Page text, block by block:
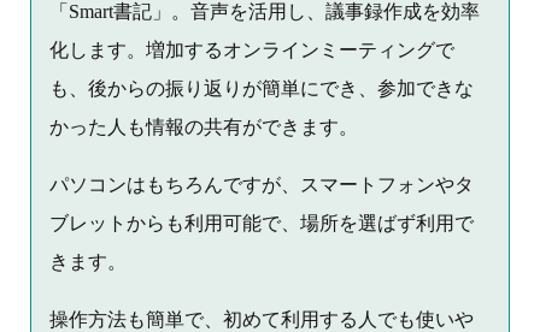
「Smart書記」。音声を活用し、議事録作成を効率
化します。増加するオンラインミーティングで
も、後からの振り返りが簡単にでき、参加できな
かった人も情報の共有ができます。
パソコンはもちろんですが、スマートフォンやタ
ブレットからも利用可能で、場所を選ばず利用で
きます。
操作方法も簡単で、初めて利用する人でも使いや